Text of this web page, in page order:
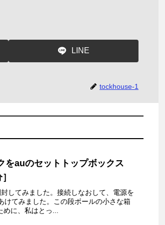
LINE
tockhouse-1
をauのセットトップボックス
してみました。接続しなおして、電源を
けてみました。この段ボールの小さな箱
に、私はとっ...